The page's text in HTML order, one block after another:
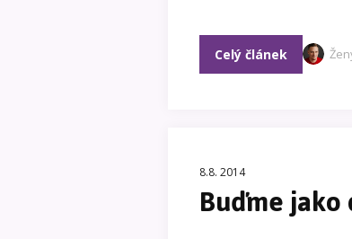
Celý článek
8.8. 2014
Buďme